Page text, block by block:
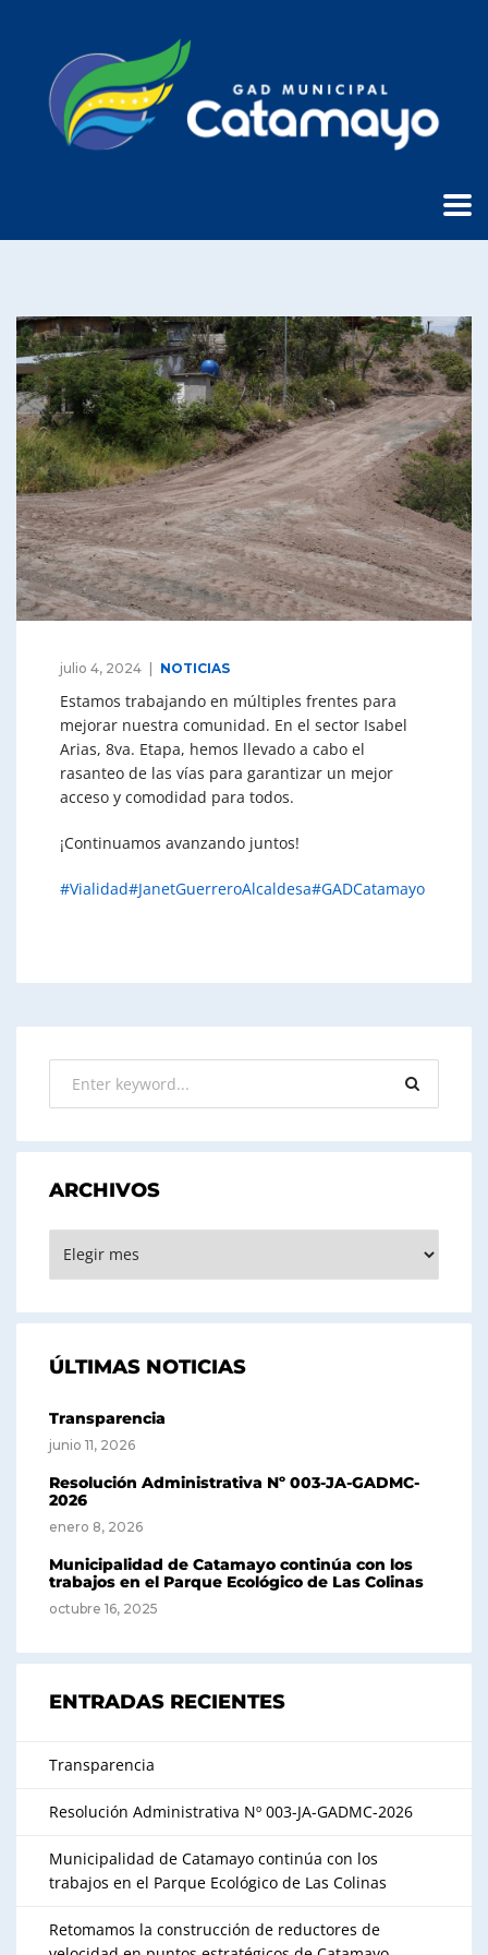
julio 4, 2024 NOTICIAS
Estamos trabajando en múltiples frentes para
mejorar nuestra comunidad. En el sector Isabel
Arias, 8va. Etapa, hemos llevado a cabo el
rasanteo de las vías para garantizar un mejor
acceso y comodidad para todos.
¡Continuamos avanzando juntos!
#Vialidad#JanetGuerreroAlcaldesa#GADCatamayo
ARCHIVOS
ÚLTIMAS NOTICIAS
Transparencia
junio 11, 2026
Resolución Administrativa Nº 003-JA-GADMC-
2026
enero 8, 2026
Municipalidad de Catamayo continúa con los
trabajos en el Parque Ecológico de Las Colinas
octubre 16, 2025
ENTRADAS RECIENTES
Transparencia
Resolución Administrativa Nº 003-JA-GADMC-2026
Municipalidad de Catamayo continúa con los
trabajos en el Parque Ecológico de Las Colinas
Retomamos la construcción de reductores de